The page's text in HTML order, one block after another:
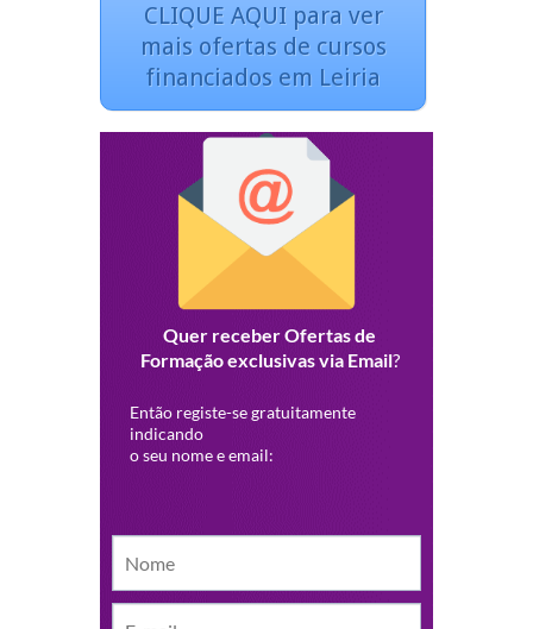
CLIQUE AQUI para ver
mais ofertas de cursos
financiados em Leiria